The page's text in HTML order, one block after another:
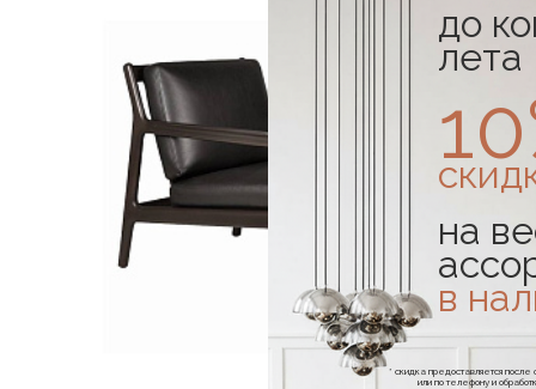
до
лета
на
в
* скидка предоставляется
или по телефону и